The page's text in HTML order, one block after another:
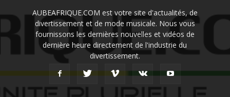
AUBEAFRIQUE.COM est votre site d'actualités, de
divertissement et de mode musicale. Nous vous
fournissons les dernières nouvelles et vidéos de
dernière heure directement de l'industrie du
divertissement.